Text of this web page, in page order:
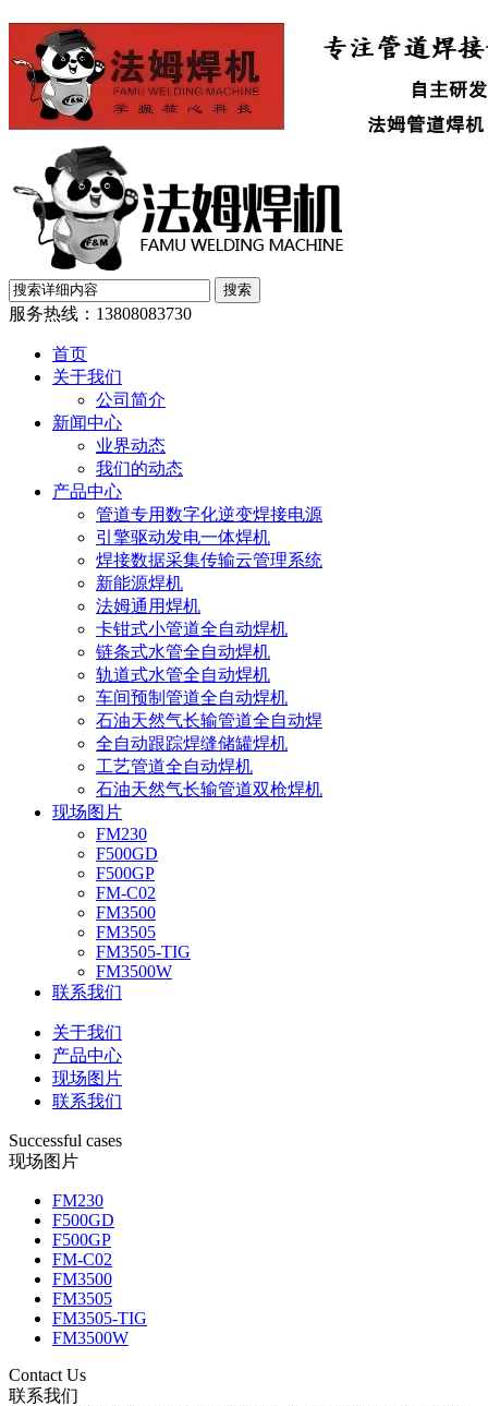
服务热线： 13808083730
首页
关于我们
公司简介
新闻中心
业界动态
我们的动态
产品中心
管道专用数字化逆变焊接电源
引擎驱动发电一体焊机
焊接数据采集传输云管理系统
新能源焊机
法姆通用焊机
卡钳式小管道全自动焊机
链条式水管全自动焊机
轨道式水管全自动焊机
车间预制管道全自动焊机
石油天然气长输管道全自动焊
全自动跟踪焊缝储罐焊机
工艺管道全自动焊机
石油天然气长输管道双枪焊机
现场图片
FM230
F500GD
F500GP
FM-C02
FM3500
FM3505
FM3505-TIG
FM3500W
联系我们
关于我们
产品中心
现场图片
联系我们
Successful cases
现场图片
FM230
F500GD
F500GP
FM-C02
FM3500
FM3505
FM3505-TIG
FM3500W
Contact Us
联系我们